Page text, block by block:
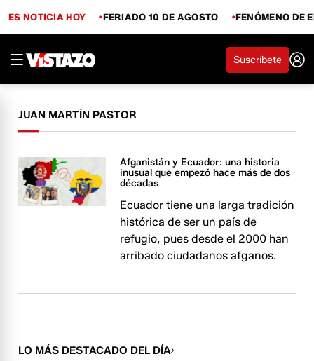
ES NOTICIA HOY FERIADO 10 DE AGOSTO FENÓMENO DE
Suscríbete
JUAN MARTÍN PASTOR
Afganistán y Ecuador: una historia
inusual que empezó hace más de dos
décadas
Ecuador tiene una larga tradición
histórica de ser un país de
refugio, pues desde el 2000 han
arribado ciudadanos afganos.
LO MÁS DESTACADO DEL DÍA